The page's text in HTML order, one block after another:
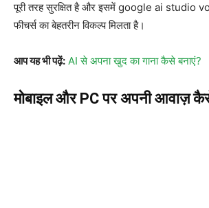
पूरी तरह सुरक्षित है और इसमें google ai studio
फीचर्स का बेहतरीन विकल्प मिलता है।
आप यह भी पढ़ें: AI से अपना खुद का गाना कैसे बनाएं?
मोबाइल और PC पर अपनी आवाज़